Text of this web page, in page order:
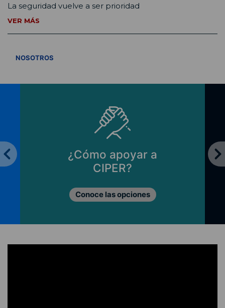
La seguridad vuelve a ser prioridad
VER MÁS
NOSOTROS
¿Cómo apoyar a
CIPER?
Conoce las opciones